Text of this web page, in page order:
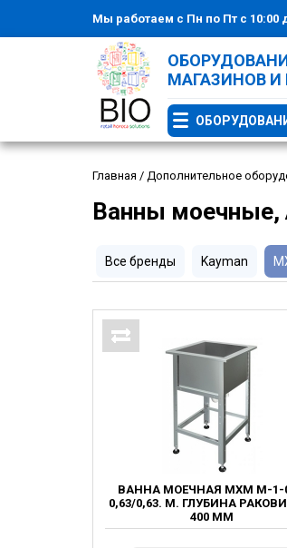
Мы работаем с Пн по Пт с 10:00
МАГАЗИНОВ И
Главная / Дополнительное
Ванны
Все бренды Kayman
ВАННА МОЕЧНАЯ МХМ М-1-
0,63/0,63. М. ГЛУБИНА
400 ММ